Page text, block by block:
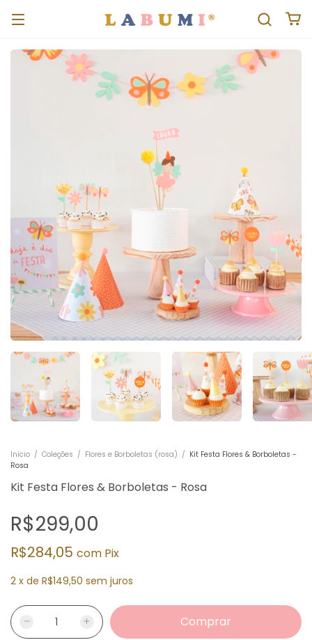
Início / Coleções / Flores e Borboletas (rosa) / Kit Festa Flores & Borboletas -
Rosa
Kit Festa Flores & Borboletas - Rosa
R$299,00
R$284,05 com Pix
2 x de R$149,50 sem juros